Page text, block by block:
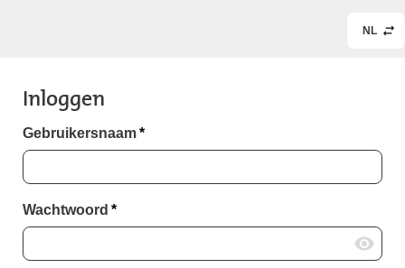
NL
Inloggen
Gebruikersnaam*
Wachtwoord *